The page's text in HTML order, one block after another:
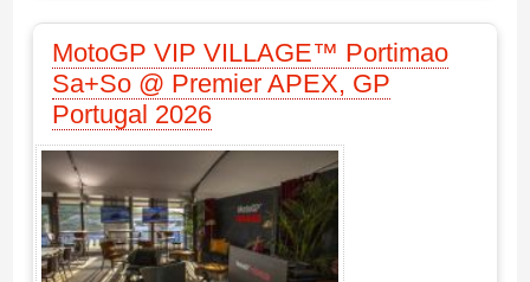
MotoGP VIP VILLAGE™ Portimao
Sa+So @ Premier APEX, GP
Portugal 2026